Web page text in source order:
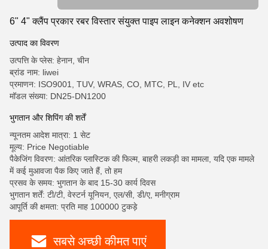
6" 4" क्लैंप प्रकार रबर विस्तार संयुक्त पाइप लाइन कनेक्शन अवशोषण
उत्पाद का विवरण
उत्पत्ति के प्लेस: हेनान, चीन
ब्रांड नाम: liwei
प्रमाणन: ISO9001, TUV, WRAS, CO, MTC, PL, IV etc
मॉडल संख्या: DN25-DN1200
भुगतान और शिपिंग की शर्तें
न्यूनतम आदेश मात्रा: 1 सेट
मूल्य: Price Negotiable
पैकेजिंग विवरण: आंतरिक प्लास्टिक की फिल्म, बाहरी लकड़ी का मामला, यदि एक मामले
में कई मुआवजा पैक किए जाते हैं, तो हम
प्रसव के समय: भुगतान के बाद 15-30 कार्य दिवस
भुगतान शर्तें: टी/टी, वेस्टर्न यूनियन, एल/सी, डी/ए, मनीग्राम
आपूर्ति की क्षमता: प्रति माह 100000 टुकड़े
सबसे अच्छी कीमत पाएं